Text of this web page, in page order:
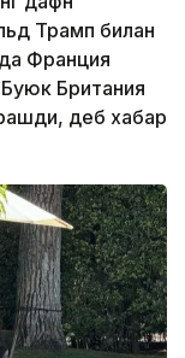
Трамп билан
Франция
Британия
деб хабар